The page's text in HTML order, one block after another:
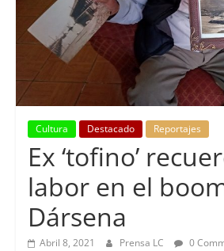
Cultura Destacado Reportajes
Ex ‘tofino’
labor en el
Dársena
Abril 8, 2021 Prensa LC 0